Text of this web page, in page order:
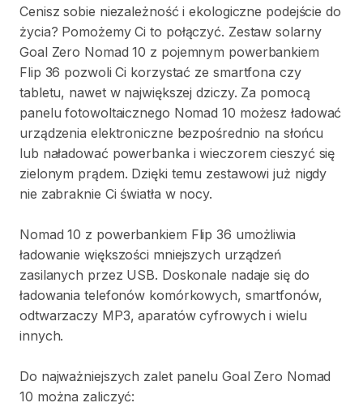
Cenisz sobie niezależność i ekologiczne podejście do
życia? Pomożemy Ci to połączyć. Zestaw solarny
Goal Zero Nomad 10 z pojemnym powerbankiem
Flip 36 pozwoli Ci korzystać ze smartfona czy
tabletu​,​ nawet w największej dziczy. Za pomocą
panelu fotowoltaicznego Nomad 10 możesz ładować
urządzenia elektroniczne bezpośrednio na słońcu
lub naładować powerbanka i wieczorem cieszyć się
zielonym prądem. Dzięki temu zestawowi już nigdy
nie zabraknie Ci światła w nocy.
Nomad 10 z powerbankiem Flip 36 umożliwia
ładowanie większości mniejszych urządzeń
zasilanych przez USB. Doskonale nadaje się do
ładowania telefonów komórkowych​,​ smartfonów​,​
odtwarzaczy MP3​,​ aparatów cyfrowych i wielu
innych.
Do najważniejszych zalet panelu Goal Zero Nomad
10 można zaliczyć: